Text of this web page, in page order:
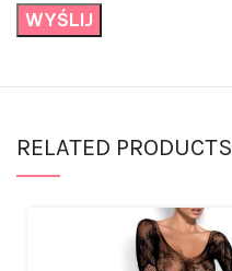
RELATED PRODUCTS